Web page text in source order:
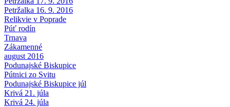
Petržalka 16. 9. 2016
Relikvie v Poprade
Púť rodín
Trnava
Zákamenné
august 2016
Podunajské Biskupice
Pútnici zo Svitu
Podunajské Biskupice júl
Krivá 21. júla
Krivá 24. júla